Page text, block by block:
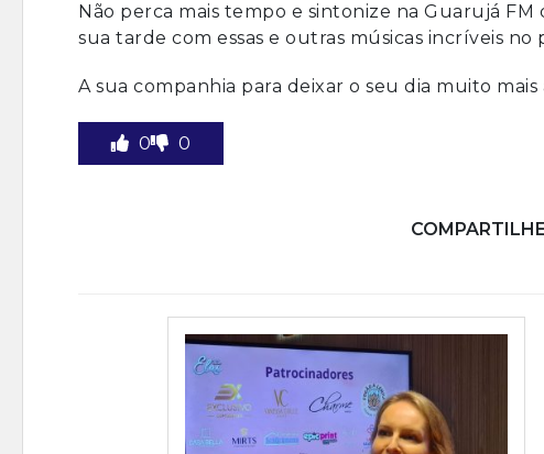
Não perca mais tempo e sintonize na Guarujá FM
sua tarde com essas e outras músicas incríveis
A sua companhia para deixar o seu dia muito mais
0 0